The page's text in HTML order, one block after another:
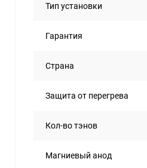
Тип установки
Гарантия
Страна
Защита от перегрева
Кол-во тэнов
Магниевый анод